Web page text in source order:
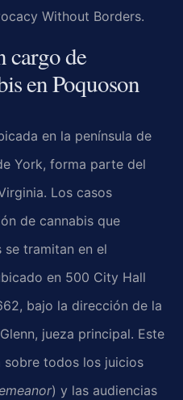
Without Borders.
cargo de
en Poquoson
en la península de
York, forma parte del
Los casos
de cannabis que
se tramitan en el
en 500 City Hall
bajo la dirección de la
jueza principal. Este
todos los juicios
) y las audiencias